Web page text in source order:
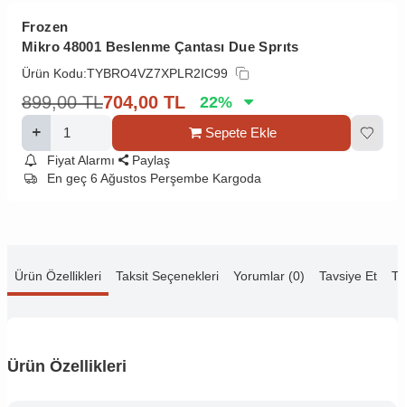
Frozen
Mikro 48001 Beslenme Çantası Due Sprıts
Ürün Kodu:TYBRO4VZ7XPLR2IC99
899,00 TL704,00 TL 22%
Sepete Ekle
Fiyat Alarmı
Paylaş
En geç 6 Ağustos Perşembe Kargoda
Ürün Özellikleri Taksit Seçenekleri Yorumlar (0) Tavsiye Et
Ürün Özellikleri